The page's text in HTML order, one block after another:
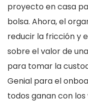
proyecto en casa
bolsa. Ahora, el
reducir la fricción y
sobre el valor de
para tomar la
Genial para el
todos ganan con